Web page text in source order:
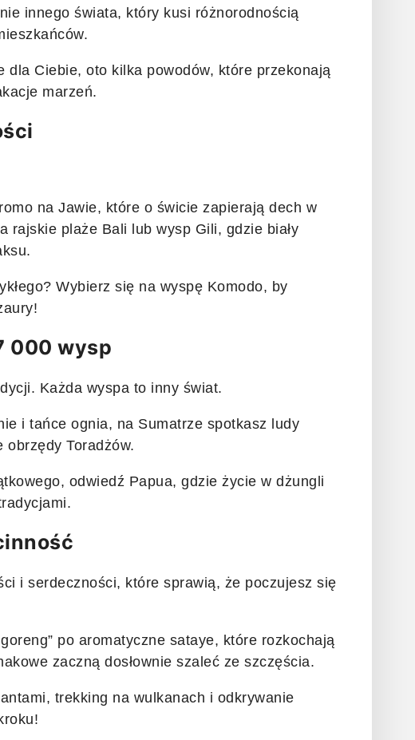
innego świata, który kusi różnorodnością
Ciebie, oto kilka powodów, które przekonają
marzeń.
na Jawie, które o świcie zapierają dech w
rajskie plaże Bali lub wysp Gili, gdzie biały
Wybierz się na wyspę Komodo, by
000 wysp
Każda wyspa to inny świat.
i tańce ognia, na Sumatrze spotkasz ludy
Toradżów.
odwiedź Papua, gdzie życie w dżungli
i serdeczności, które sprawią, że poczujesz się
po aromatyczne sataye, które rozkochają
zaczną dosłownie szaleć ze szczęścia.
trekking na wulkanach i odkrywanie